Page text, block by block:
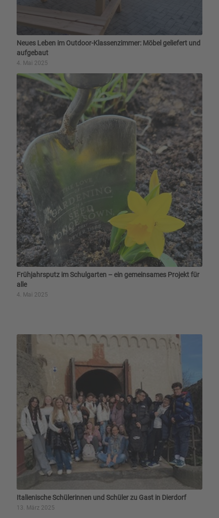
Neues Leben im Outdoor-Klassenzimmer: Möbel geliefert und
aufgebaut
4. Mai 2025
Frühjahrsputz im Schulgarten – ein gemeinsames Projekt für
alle
4. Mai 2025
Italienische Schülerinnen und Schüler zu Gast in Dierdorf
13. März 2025